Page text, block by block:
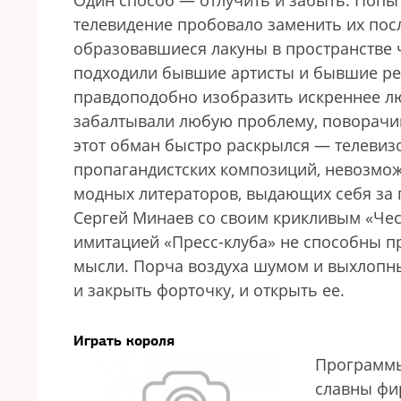
телевидение пробовало заменить их
образовавшиеся лакуны в
подходили бывшие артисты и бывшие
правдоподобно изобразить искреннее
забалтывали любую проблему,
этот обман быстро раскрылся —
пропагандистских композиций,
модных литераторов, выдающих себя за
Сергей Минаев со своим крикливым
имитацией «Пресс-клуба» не способны
мысли. Порча воздуха шумом и
и закрыть форточку, и открыть ее.
Играть короля
славны